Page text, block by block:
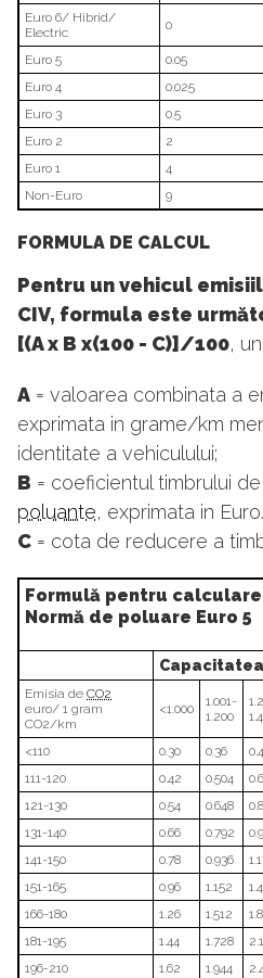
Euro 6/ Hibrid/
Electric
0
Euro 5
0.05
Euro 4
0.025
Euro 3
0.5
Euro 2
2
Euro 1
4
Non-Euro
9
FORMULA DE CALCUL
Pentru un vehicul
CIV, formula este
[(A x B x(100 - C)]/100,
A = valoarea combinata a
exprimata in grame/km
identitate a vehiculului;
B = coeficientul timbrului
poluante, exprimata in
C = cota de reducere a
Formulă pentru
Normă de poluare Euro 5
Emisia de CO2
euro/ 1 gram
CO2/km
<1.000
1.001-
1.200
<110 0.30 0.36
111-120
0.42 0.504
121-130
0.54 0.648
131-140
0.66 0.792
141-150
0.78 0.936
151-165
0.96 1.152
166-180
1.26 1.512
181-195
1.44 1.728
196-210
1.62 1.944